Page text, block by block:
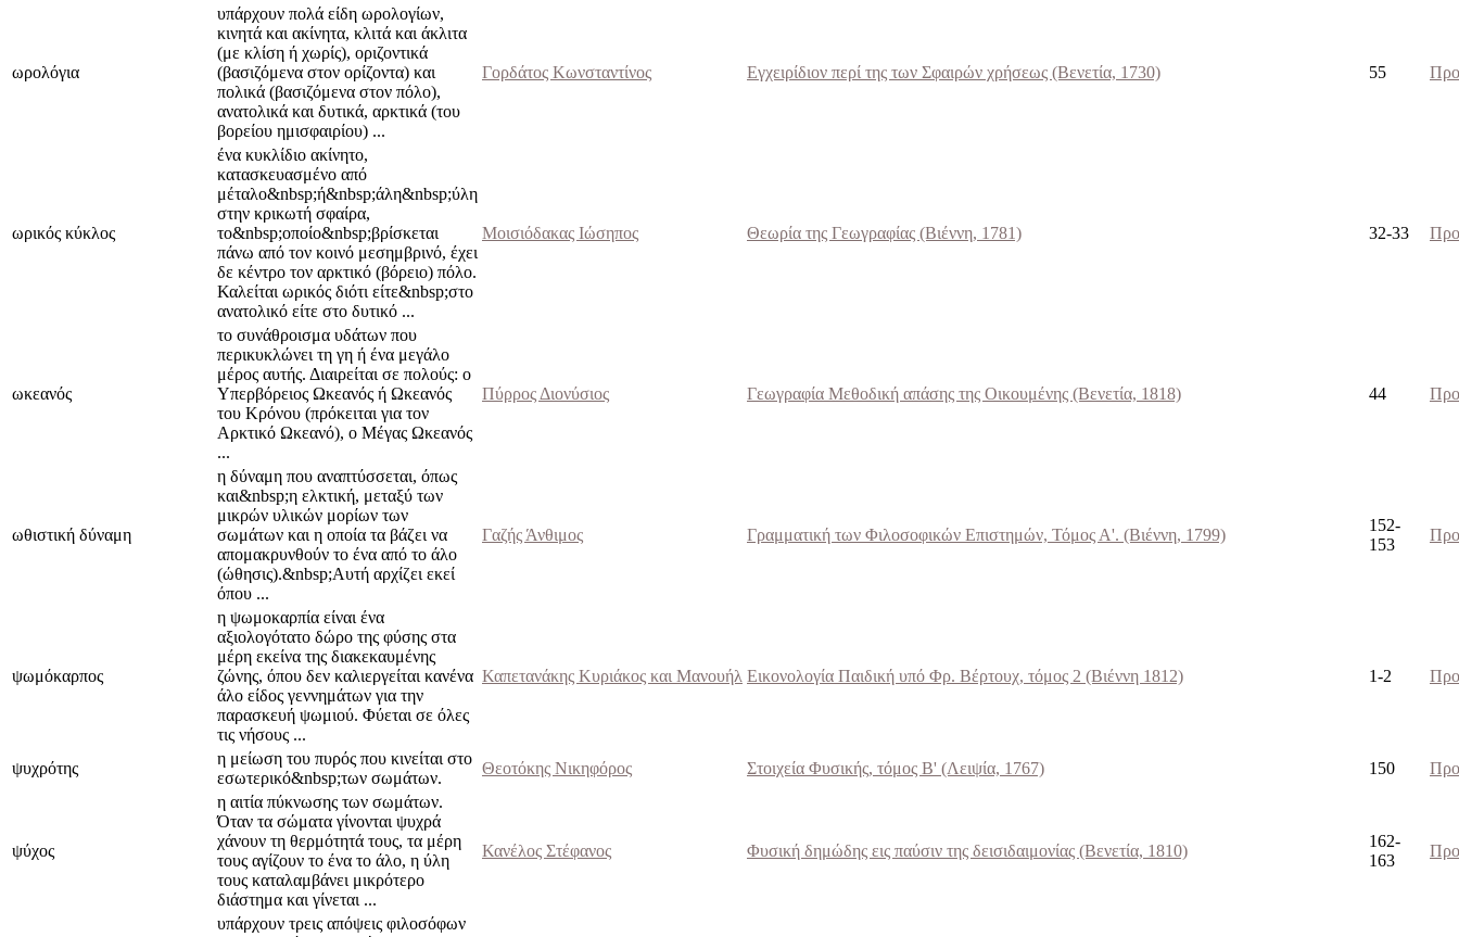
ωρολόγια
υπάρχουν πολά είδη ωρολογίων,
κινητά και ακίνητα, κλιτά και άκλιτα
(με κλίση ή χωρίς), οριζοντικά
(βασιζόμενα στον ορίζοντα) και
πολικά (βασιζόμενα στον πόλο),
ανατολικά και δυτικά, αρκτικά (του
βορείου ημι­σφαιρίου) ...
Γορδάτος Kωνσταντίνος Εγχειρίδιον περί της των Σφαιρών χρήσεως (Βενετία, 1730) 55
ωρικός κύκλος
ένα κυκλίδιο ακίνητο,
κατασκευασμένο από
μέταλο&nbsp;ή&nbsp;άλη&nbsp;ύλη
στην κρικωτή σφαίρα,
το&nbsp;οποίο&nbsp;βρίσκεται
πάνω από τον κοινό με­σημβρινό, έχει
δε κέντρο τον αρκτικό (βόρειο) πόλο.
Καλείται ωρικός διότι είτε&nbsp;στο
ανατολικό είτε στο δυτικό ...
Μοισιόδακας Iώσηπος Θεωρία της Γεωγραφίας (Βιέννη, 1781) 32-33
ωκεανός
το συνάθροισμα υδάτων που
περικυκλώνει τη γη ή ένα με­γάλο
μέρος αυτής. Διαιρείται σε πολούς: ο
Υπερβόρειος Ωκεανός ή Ωκεανός
του Κρόνου (πρόκειται για τον
Αρκτικό Ωκεανό), ο Μέγας Ωκεανός
...
Πύρρος Διονύσιος Γεωγραφία Mεθοδική απάσης της Oικουμένης (Βενετία, 1818) 44
ωθιστική δύναμη
η δύναμη που αναπτύσσεται, όπως
και&nbsp;η ελκτική, μεταξύ των
μικρών υλικών μορίων των
σωμάτων και η οποία τα βάζει να
απομακρυνθούν το ένα από το άλο
(ώθησις).&nbsp;Αυτή αρχίζει εκεί
όπου ...
Γαζής Άνθιμος Γραμματική των Φιλοσοφικών Επιστημών, Τόμος Α'. (Βιέννη, 1799)
152-
153
ψωμόκαρπος
η ψωμοκαρπία είναι ένα
αξιολογότατο δώρο της φύσης στα
μέρη εκείνα της διακεκαυμένης
ζώνης, όπου δεν καλιεργείται κανένα
άλο είδος γεννημάτων για την
παρασκευή ψωμιού. Φύεται σε όλες
τις νήσους ...
Καπετανάκης Kυριάκος και Mανουήλ Εικονολογία Παιδική υπό Φρ. Βέρτουχ, τόμος 2 (Bιέννη 1812) 1-2
ψυχρότης
η μείωση του πυρός που κινείται στο
εσωτερικό&nbsp;των σωμάτων.
Θεοτόκης Nικηφόρος Στοιχεία Φυσικής, τόμος Β' (Λειψία, 1767) 150
ψύχος
η αιτία πύκνωσης των σωμάτων.
Όταν τα σώμα­τα γίνονται ψυχρά
χάνουν τη θερμότητά τους, τα μέρη
τους αγίζουν το ένα το άλο, η ύλη
τους καταλαμβάνει μικρότερο
διάστημα και γίνεται ...
Κανέλος Στέφανος Φυσική δημώδης εις παύσιν της δεισιδαιμονίας (Βενετία, 1810)
162-
163
υπάρχουν τρεις απόψεις φι­λοσόφων